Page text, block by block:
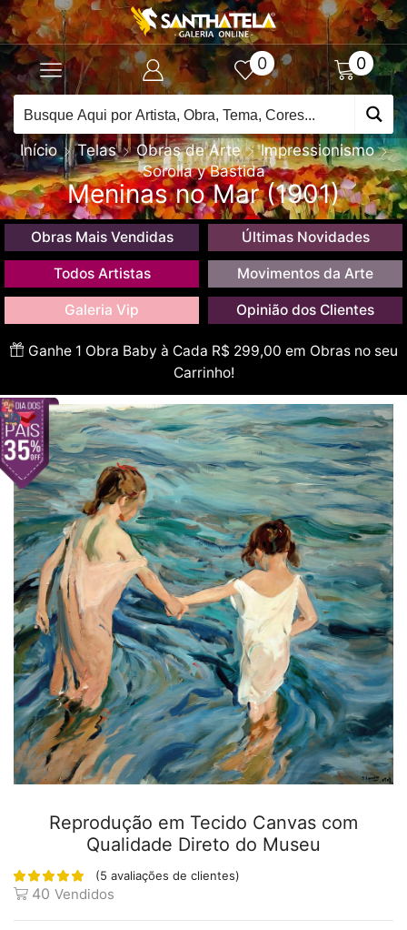
0 0
Início Telas Obras de Arte
Impressionismo
Sorolla y Bastida
Meninas no Mar (1901)
Obras Mais Vendidas Últimas Novidades
Todos Artistas Movimentos da Arte
Galeria Vip Opinião dos Clientes
Ganhe 1 Obra Baby à Cada R$ 299,00 em Obras no seu
Carrinho!
Reprodução em Tecido Canvas com
Qualidade Direto do Museu
(5 avaliações de clientes)
40 Vendidos